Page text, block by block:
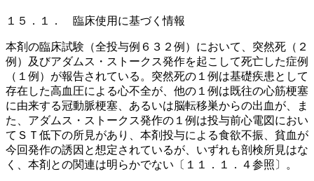
１５．１． 臨床使用に基づく情報
本剤の臨床試験（全投与例６３２例）において、突然死（２
例）及びアダムス・ストークス発作を起こして死亡した症例
（１例）が報告されている。突然死の１例は基礎疾患として
存在した高血圧による心不全が、他の１例は既往の心筋梗塞
に由来する冠動脈梗塞、あるいは脳転移巣からの出血が、ま
た、アダムス・ストークス発作の１例は投与前心電図におい
てＳＴ低下の所見があり、本剤投与による食欲不振、貧血が
今回発作の誘因と想定されているが、いずれも剖検所見はな
く、本剤との関連は明らかでない〔１１．１．４参照〕。